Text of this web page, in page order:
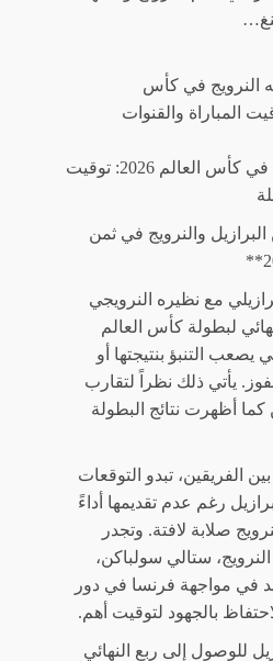
البرازيل تواجه النرويج في كأس العالم 2026: توقيت
البرازيل والنرويج في ثمن
مع نظيره النرويجي
لبطولة كأس العالم
يصعب التنبؤ بنتيجتها أو
يأتي ذلك نظراً لتقارب
كما أظهرت نتائج البطولة
الفريقين، تبدو التوقعات
رغم عدم تقديمها أداءً
صلابة لافتة. وتجدر
ستالي سولباكن،
في مواجهة فرنسا في دور
بالجهود لتوقيت أهم.
للوصول إلى ربع النهائي